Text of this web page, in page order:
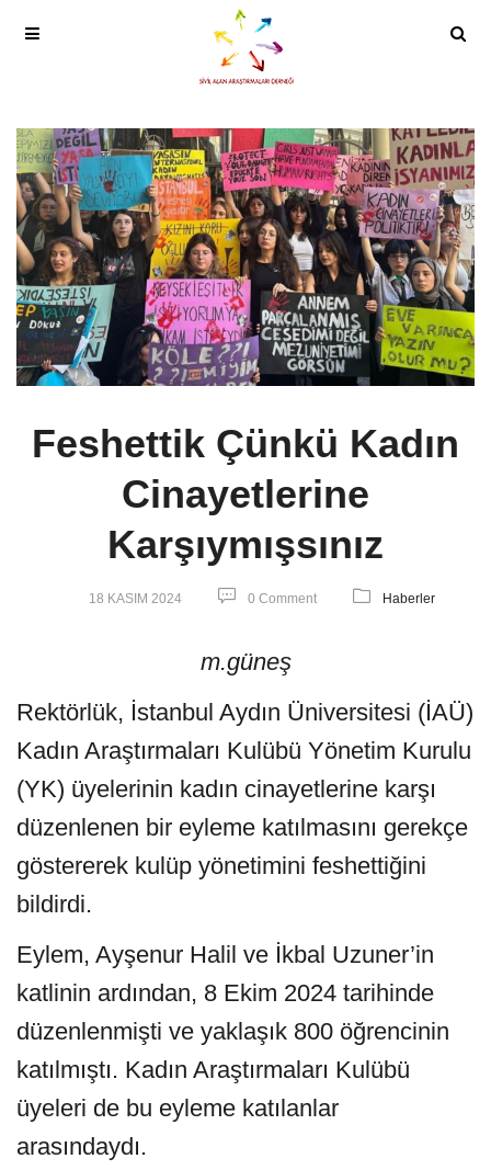
Feshettik Çünkü Kadın
Cinayetlerine
Karşıymışsınız
18 KASIM 2024 0 Comment Haberler
m.güneş
Rektörlük, İstanbul Aydın Üniversitesi (İAÜ)
Kadın Araştırmaları Kulübü Yönetim Kurulu
(YK) üyelerinin kadın cinayetlerine karşı
düzenlenen bir eyleme katılmasını gerekçe
göstererek kulüp yönetimini feshettiğini
bildirdi.
Eylem, Ayşenur Halil ve İkbal Uzuner’in
katlinin ardından, 8 Ekim 2024 tarihinde
düzenlenmişti ve yaklaşık 800 öğrencinin
katılmıştı. Kadın Araştırmaları Kulübü
üyeleri de bu eyleme katılanlar
arasındaydı.